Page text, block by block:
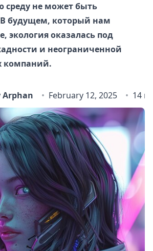
не может быть
будущем, который нам
экология оказалась под
и неограниченной
компаний.
February 12, 2025 14